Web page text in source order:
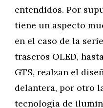
entendidos. Por
tiene un aspecto
en el caso de la
traseros OLED,
GTS, realzan el
delantera, por otro
tecnología de